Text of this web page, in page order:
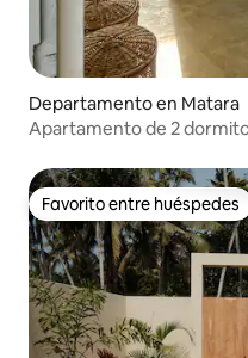
Departamento en Matara
Apartamento de 2
Favorito entre huéspedes
Favorito entre huéspedes